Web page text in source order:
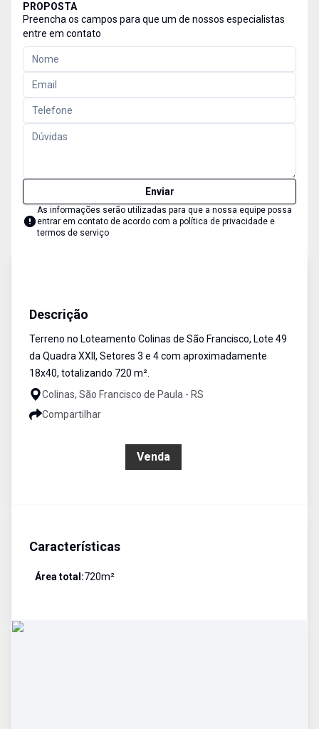
PROPOSTA
Preencha os campos para que um de nossos especialistas
entre em contato
Enviar
As informações serão utilizadas para que a nossa equipe possa
entrar em contato de acordo com a política de privacidade e
termos de serviço
Descrição
Terreno no Loteamento Colinas de São Francisco, Lote 49
da Quadra XXII, Setores 3 e 4 com aproximadamente
18x40, totalizando 720 m².
Colinas, São Francisco de Paula - RS
Compartilhar
Venda
Características
Área total:720m²